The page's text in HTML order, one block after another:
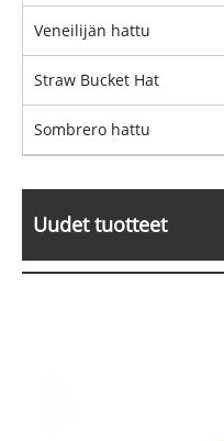
Veneilijän hattu
Straw Bucket Hat
Sombrero hattu
Uudet tuotteet